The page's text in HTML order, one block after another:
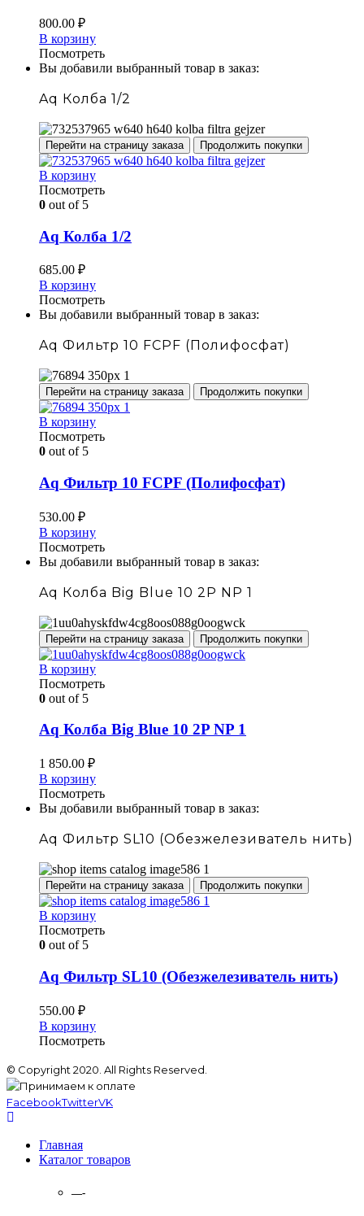
800.00 ₽
В корзину
Посмотреть
Вы добавили выбранный товар в заказ:
Aq Колба 1/2
Перейти на страницу заказа Продолжить покупки
В корзину
Посмотреть
0 out of 5
Aq Колба 1/2
685.00 ₽
В корзину
Посмотреть
Вы добавили выбранный товар в заказ:
Aq Фильтр 10 FCPF (Полифосфат)
Перейти на страницу заказа Продолжить покупки
В корзину
Посмотреть
0 out of 5
Aq Фильтр 10 FCPF (Полифосфат)
530.00 ₽
В корзину
Посмотреть
Вы добавили выбранный товар в заказ:
Aq Колба Big Blue 10 2P NP 1
Перейти на страницу заказа Продолжить покупки
В корзину
Посмотреть
0 out of 5
Aq Колба Big Blue 10 2P NP 1
1 850.00 ₽
В корзину
Посмотреть
Вы добавили выбранный товар в заказ:
Aq Фильтр SL10 (Обезжелезиватель нить)
Перейти на страницу заказа Продолжить покупки
В корзину
Посмотреть
0 out of 5
Aq Фильтр SL10 (Обезжелезиватель нить)
550.00 ₽
В корзину
Посмотреть
© Copyright 2020. All Rights Reserved.
FacebookTwitterVK
Главная
Каталог товаров
—-